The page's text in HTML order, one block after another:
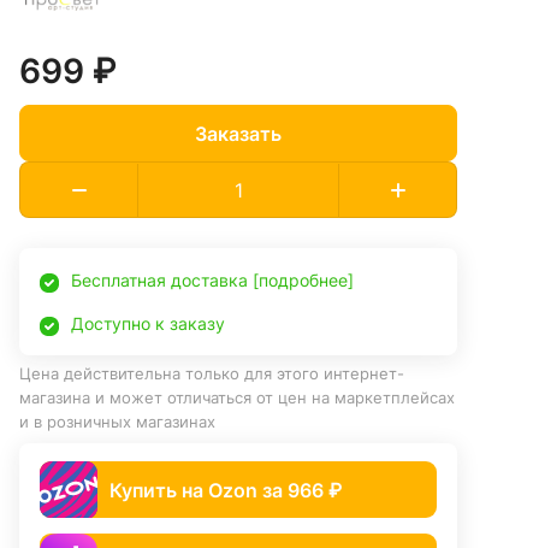
699 ₽
Заказать
Бесплатная доставка [подробнее]
Доступно к заказу
Цена действительна только для этого интернет-
магазина и может отличаться от цен на маркетплейсах
и в розничных магазинах
Купить на Ozon за 966 ₽